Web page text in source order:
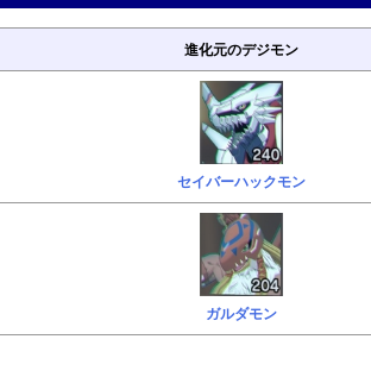
進化元のデジモン
セイバーハックモン
ガルダモン